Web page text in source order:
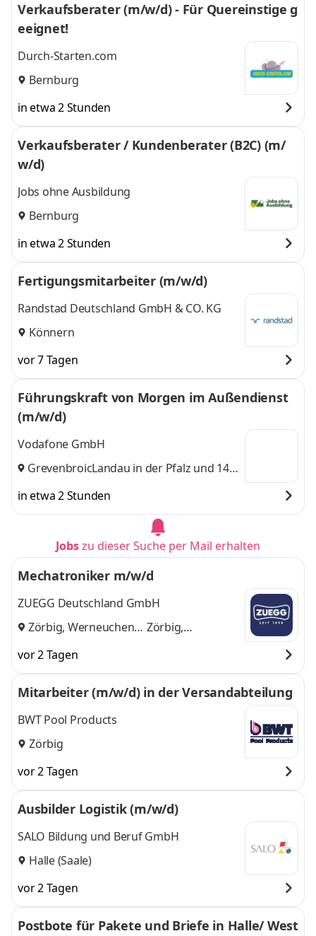
Verkaufsberater (m/w/d) - Für Quereinstige g
eeignet!
Durch-Starten.com
Bernburg
in etwa 2 Stunden
Verkaufsberater / Kundenberater (B2C) (m/
w/d)
Jobs ohne Ausbildung
Bernburg
in etwa 2 Stunden
Fertigungsmitarbeiter (m/w/d)
Randstad Deutschland GmbH & CO. KG
Könnern
vor 7 Tagen
Führungskraft von Morgen im Außendienst
(m/w/d)
Vodafone GmbH
Grevenbroich,
Landau in der Pfalz und 14
in etwa 2 Stunden
Jobszu dieser Suche per Mail erhalten
Mechatroniker m/w/d
ZUEGG Deutschland GmbH
Zörbig, Werneuchen
Zörbig,
vor 2 Tagen
Mitarbeiter (m/w/d) in der Versandabteilung
BWT Pool Products
Zörbig
vor 2 Tagen
Ausbilder Logistik (m/w/d)
SALO Bildung und Beruf GmbH
Halle (Saale)
vor 2 Tagen
Postbote für Pakete und Briefe in Halle/ West